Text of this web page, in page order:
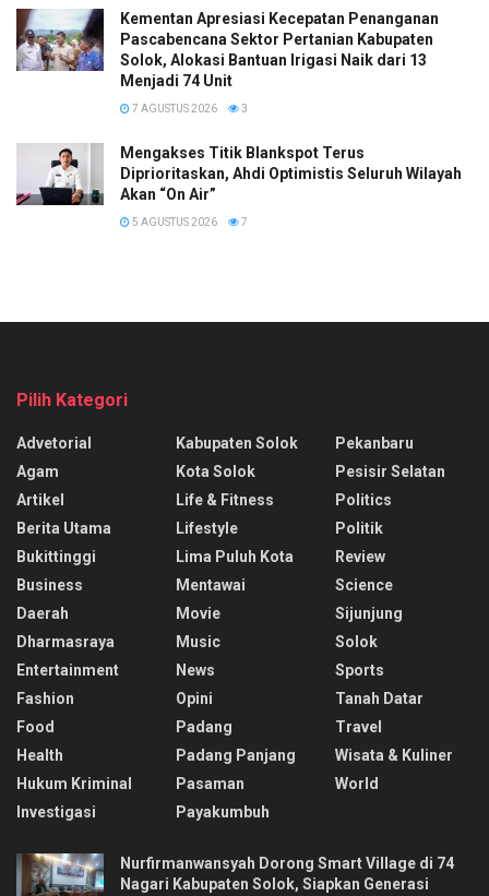
Kementan Apresiasi Kecepatan Penanganan
Pascabencana Sektor Pertanian Kabupaten
Solok, Alokasi Bantuan Irigasi Naik dari 13
Menjadi 74 Unit
7 AGUSTUS 2026 3
Mengakses Titik Blankspot Terus
Diprioritaskan, Ahdi Optimistis Seluruh Wilayah
Akan “On Air”
5 AGUSTUS 2026 7
Pilih Kategori
Advetorial
Agam
Artikel
Berita Utama
Bukittinggi
Business
Daerah
Dharmasraya
Entertainment
Fashion
Food
Health
Hukum Kriminal
Investigasi
Kabupaten Solok
Kota Solok
Life & Fitness
Lifestyle
Lima Puluh Kota
Mentawai
Movie
Music
News
Opini
Padang
Padang Panjang
Pasaman
Payakumbuh
Pekanbaru
Pesisir Selatan
Politics
Politik
Review
Science
Sijunjung
Solok
Sports
Tanah Datar
Travel
Wisata & Kuliner
World
Nurfirmanwansyah Dorong Smart Village di 74
Nagari Kabupaten Solok, Siapkan Generasi